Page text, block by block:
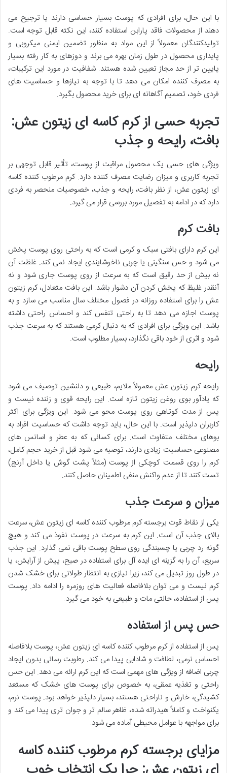
با این حال، برای افرادی که پوست بسیار حساسی دارند یا ترجیح می
دهند از محصولات فاقد پارابن استفاده کنند، این نکته قابل توجه است.
تولیدکنندگان معمولاً از این مواد به منظور تضمین ایمنی میکروبی و
پایداری محصول در طول زمان بهره می برند و دوزهای به کار رفته بسیار
پایین تر از حد مجاز تعیین شده هستند. شفافیت در مورد این ترکیبات،
به مصرف کننده امکان می دهد تا با توجه به نیازها و حساسیت های
فردی خود، تصمیم آگاهانه ای برای خرید محصول بگیرد.
تجربه حسی از کرم کاسه ای زیتون عش:
بافت، رایحه و جذب
ویژگی های حسی یک محصول مراقبت از پوست، تأثیر قابل توجهی بر
تجربه کاربری و میزان رضایت مصرف کننده دارد. کرم مرطوب کننده کاسه
ای زیتون عش، از نظر بافت، رایحه و جذب، خصوصیات منحصر به فردی
دارد که در ادامه به تفصیل مورد بررسی قرار می گیرد.
بافت کرم
این کرم دارای بافتی سبک و کرمی است که به راحتی روی پوست پخش
می شود و حس سنگینی یا چربی ناخوشایندی ایجاد نمی کند. غلظت آن
نه بیش از حد رقیق است که به سرعت از روی پوست جاری شود و نه
آنقدر غلیظ که پخش کردن آن دشوار باشد. این بافت متعادل، کرم زیتون
عش را برای استفاده روزانه در فصول مختلف سال مناسب می سازد و به
پوست اجازه می دهد تا به راحتی تنفس کند و احساس راحتی داشته
باشد. این ویژگی برای افرادی که به دنبال کرمی هستند که به سرعت جذب
شود و اثری از خود باقی نگذارد، بسیار مطلوب است.
رایحه
رایحه کرم زیتون عش معمولاً ملایم، طبیعی و دلنشین توصیف می شود
که یادآور بوی روغن زیتون تازه است. این رایحه قوی و زننده نیست و
پس از مدت کوتاهی روی پوست محو می شود. این ویژگی برای اکثر
کاربران دلپذیر است. با این حال، باید توجه داشت که حساسیت افراد به
بوهای مختلف متفاوت است. برای کسانی که به عطر و اسانس های
مصنوعی حساسیت زیادی دارند، توصیه می شود قبل از خرید حجم کامل،
کرم را روی قسمت کوچکی از پوست (مثلاً پشت گوش یا داخل آرنج)
تست کنند تا از عدم واکنش منفی اطمینان حاصل کنند.
میزان و سرعت جذب
یکی از نقاط قوت برجسته کرم مرطوب کننده کاسه ای زیتون عش، سرعت
بالای جذب آن است. این کرم به سرعت در پوست نفوذ می کند و هیچ
گونه رد چربی یا چسبندگی روی سطح پوست باقی نمی گذارد. این جذب
سریع، آن را به گزینه ای ایده آل برای استفاده در صبح، پیش از آرایش، یا
در طول روز تبدیل می کند، زیرا نیازی به انتظار طولانی برای خشک شدن
کرم نیست و می توان بلافاصله فعالیت های روزمره را ادامه داد. پوست
پس از استفاده، حالتی مات و طبیعی به خود می گیرد.
حس پس از استفاده
پس از استفاده از کرم مرطوب کننده کاسه ای زیتون عش، پوست بلافاصله
احساس نرمی، لطافت و شادابی پیدا می کند. رطوبت رسانی بدون ایجاد
چربی اضافه از ویژگی های مهمی است که این کرم ارائه می دهد. این حس
راحتی و تغذیه عمقی، به خصوص برای پوست های خشک که مستعد
کشیدگی، خارش و ناراحتی هستند، بسیار دلپذیر خواهد بود. پوست نرم،
یکنواخت و کاملاً هیدراته شده، ظاهر سالم تر و جوان تری پیدا می کند و
برای مواجهه با عوامل محیطی آماده می شود.
مزایای برجسته کرم مرطوب کننده کاسه